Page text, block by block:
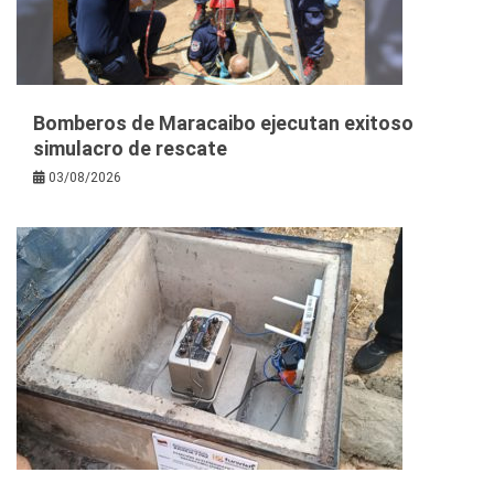
Bomberos de Maracaibo ejecutan exitoso
simulacro de rescate
03/08/2026